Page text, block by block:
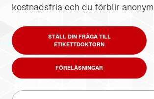
kostnadsfria och du förblir anonym
STÄLL DIN FRÅGA TILL
ETIKETTDOKTORN
FÖRELÄSNINGAR